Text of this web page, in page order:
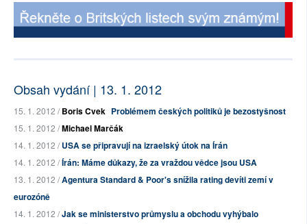
Obsah vydání | 13. 1. 2012
15. 1. 2012 /Boris Cvek Problémem českých politiků je bezostyšnost
15. 1. 2012 /Michael Marčák
14. 1. 2012 /USA se připravují na izraelský útok na Írán
14. 1. 2012 /Írán: Máme důkazy, že za vraždou vědce jsou USA
13. 1. 2012 /Agentura Standard & Poor's snížila rating devíti zemí v
eurozóně
14. 1. 2012 /Jak se ministerstvo průmyslu a obchodu vyhýbalo